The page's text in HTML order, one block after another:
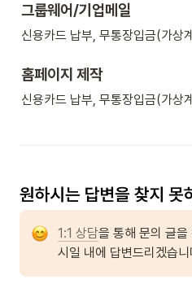
그룹웨어/기업메일
신용카드 납부, 무통장입금(가상
홈페이지 제작
신용카드 납부, 무통장입금(가상
1:1 상담을 통해 문의 글
시일 내에 답변드리겠습니